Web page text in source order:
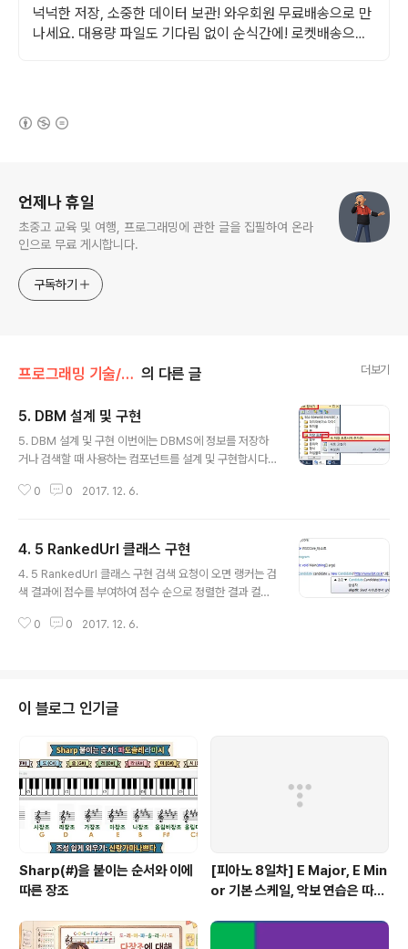
넉넉한 저장, 소중한 데이터 보관! 와우회원 무료배송으로 만
나세요. 대용량 파일도 기다림 없이 순식간에! 로켓배송으로
언제나 휴일
초중고 교육 및 여행, 프로그래밍에 관한 글을 집필하여 온라
인으로 무료 게시합니다.
구독하기
프로그래밍 기술/웹 검색 엔진 만들기 의 다른 글 더보기
5. DBM 설계 및 구현
5. DBM 설계 및 구현 이번에는 DBMS에 정보를 저장하
거나 검색할 때 사용하는 컴포넌트를 설계 및 구현합시다.
h가 있습니다. 이번 작업에서는 DBMS에 자주 사용하는
은 웹 로봇과 형태소 분석기, 역 파일 생성기 등에서 수집
결과나 분석 결과 등을 저장하는 작업을 수행하는 컴포넌
트입니다. 검색 서비스에서 검색 결과를 얻어오는 부분은
기에서는 DBM ForAll 컴포넌트를 설계하고 이를 구현할
0 0 2017. 12. 6.
4. 5 RankedUrl 클래스 구현
4. 5 RankedUrl 클래스 구현 검색 요청이 오면 랭커는 검
색 결과에 점수를 부여하여 점수 순으로 정렬한 결과 컬렉
표현합시다. Search 시퀀스 다이어그램에서 RankedUrl
합시다.PostedUrl postedurl;public PostedUrl PUr
l{ get { return postedurl; }} 그리고 웹 사이트 주소를
기억할 필요는 없습니다. 멤버 개체인 postedurl의 Url
속..
0 0 2017. 12. 6.
이 블로그 인기글
Sharp(#)을 붙이는 순서와 이에
따른 장조
[피아노 8일차] E Major, E Min
or 기본 스케일, 악보 연습은 따라